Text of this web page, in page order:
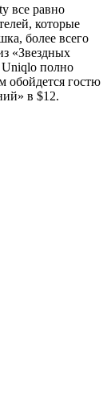
все равно
которые
более всего
«Звездных
полно
обойдется гостю
в $12.